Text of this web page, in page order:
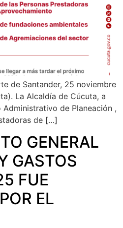
de Santander, 25 noviembre
La Alcaldía de Cúcuta, a
de Planeación ,
de […]
GENERAL
GASTOS
FUE
EL